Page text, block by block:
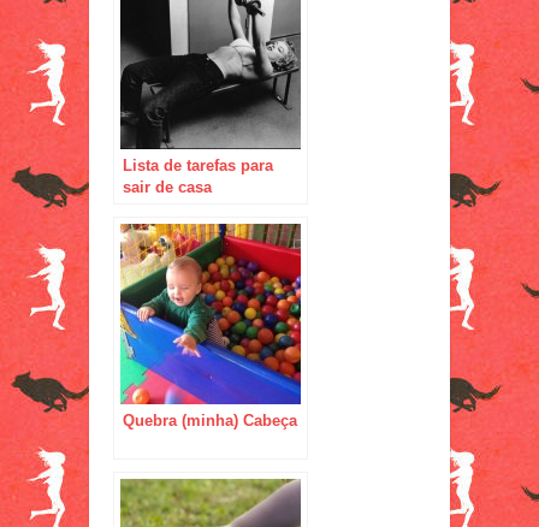
Lista de tarefas para
sair de casa
Quebra (minha) Cabeça